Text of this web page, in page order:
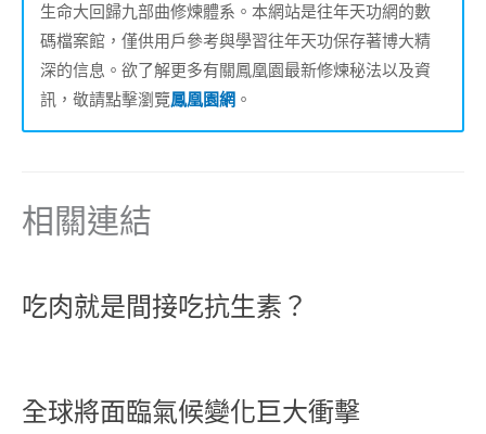
生命大回歸九部曲修煉體系。本網站是往年天功網的數
碼檔案館，僅供用戶參考與學習往年天功保存著博大精
深的信息。欲了解更多有關鳳凰園最新修煉秘法以及資
訊，敬請點擊瀏覽鳳凰園網 。
相關連結
吃肉就是間接吃抗生素？
全球將面臨氣候變化巨大衝擊